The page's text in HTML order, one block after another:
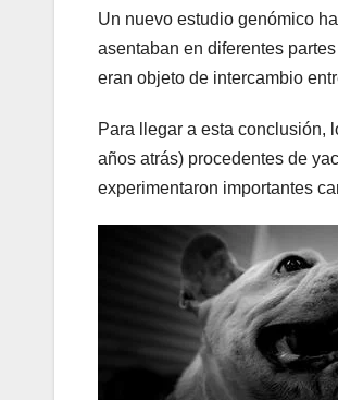
Un nuevo estudio genómico
asentaban en diferentes
eran objeto de intercambio
Para llegar a esta conclusión,
años atrás) procedentes de
experimentaron importantes